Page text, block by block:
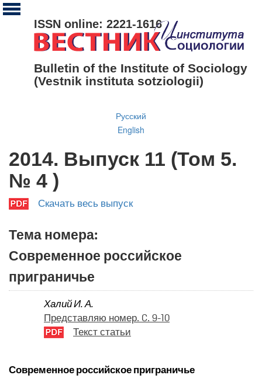
ISSN online: 2221-1616
Bulletin of the Institute of Sociology
(Vestnik instituta sotziologii)
Русский
English
2014. Выпуск 11 (Том 5.
№ 4 )
Скачать весь выпуск
Тема номера:
Современное российское
приграничье
Халий И. А.
Представляю номер. C. 9-10
Текст статьи
Современное российское приграничье